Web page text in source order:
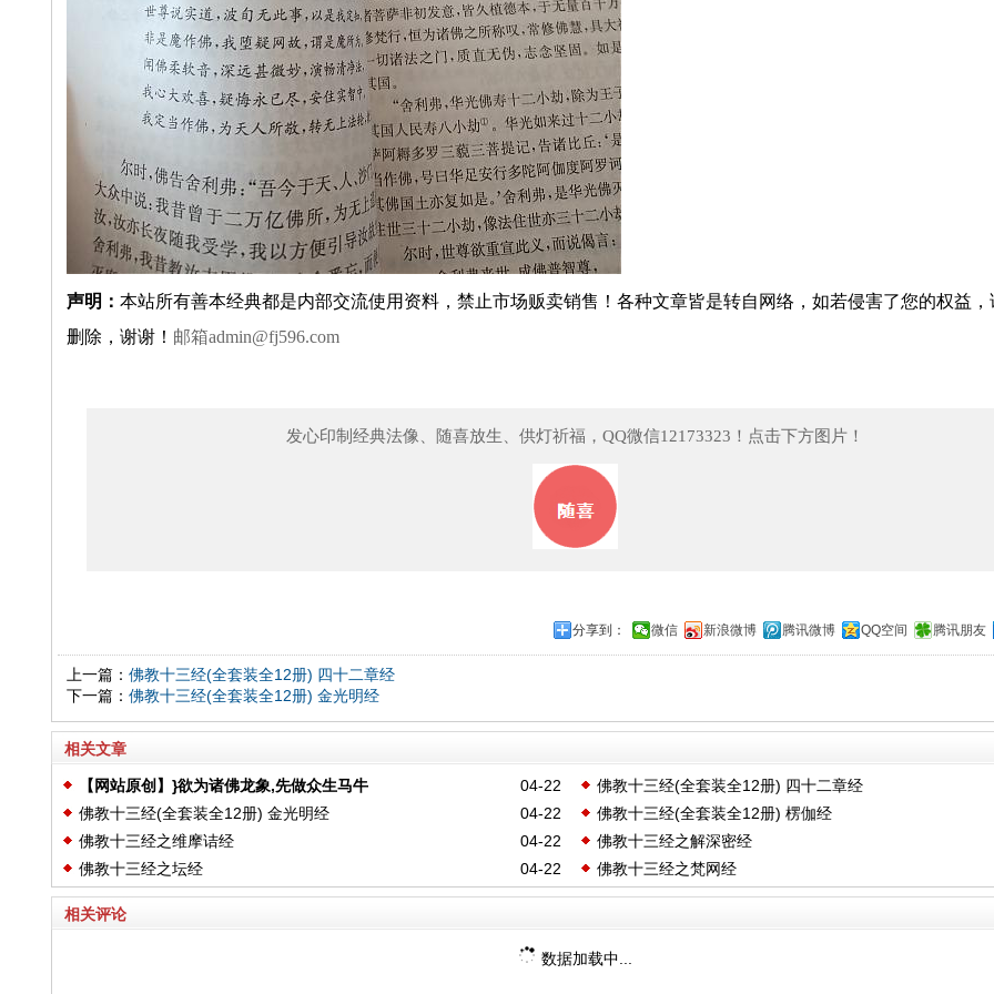
声明： 本站所有善本经典都是内部交流使用资料，禁止市场贩卖销售！ 各种文章皆是转自网络，如若侵害了您的权益，
删除，谢谢！ 邮箱admin@fj596.com
发心印制经典法像、随喜放生、供灯祈福，QQ微信12173323！点击下方图片！
分享到： 微信 新浪微博 腾讯微博 QQ空间 腾讯朋友
上一篇： 佛教十三经(全套装全12册) 四十二章经
下一篇： 佛教十三经(全套装全12册) 金光明经
相关文章
04-22
【网站原创】}欲为诸佛龙象,先做众生马牛
佛教十三经(全套装全12册) 四十二章经
04-22
佛教十三经(全套装全12册) 金光明经
佛教十三经(全套装全12册) 楞伽经
04-22
佛教十三经之维摩诘经
佛教十三经之解深密经
04-22
佛教十三经之坛经 佛教十三经之梵网经
相关评论
数据加载中...